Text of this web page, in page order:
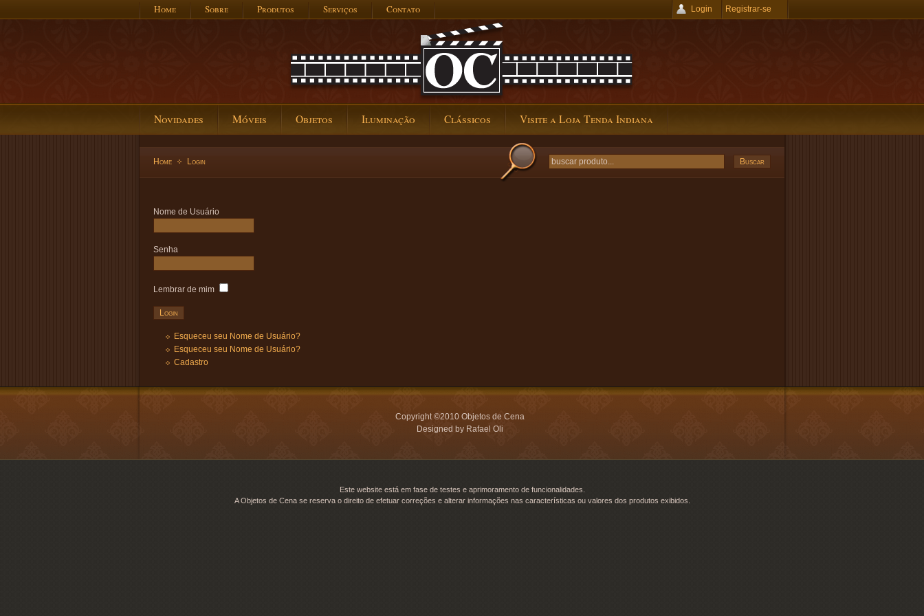
Home Sobre Produtos Serviços Contato Login Registrar-se
Novidades Móveis Objetos Iluminação Clássicos Visite a Loja Tenda Indiana
Home Login
Nome de Usuário
Senha
Lembrar de mim
Esqueceu seu Nome de Usuário?
Esqueceu seu Nome de Usuário?
Cadastro
Copyright ©2010 Objetos de Cena
Designed by Rafael Oli
Este website está em fase de testes e aprimoramento de funcionalidades.
A Objetos de Cena se reserva o direito de efetuar correções e alterar informações nas características ou valores dos produtos exibidos.